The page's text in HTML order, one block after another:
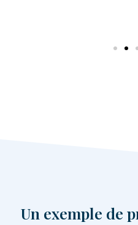
Un exemple de